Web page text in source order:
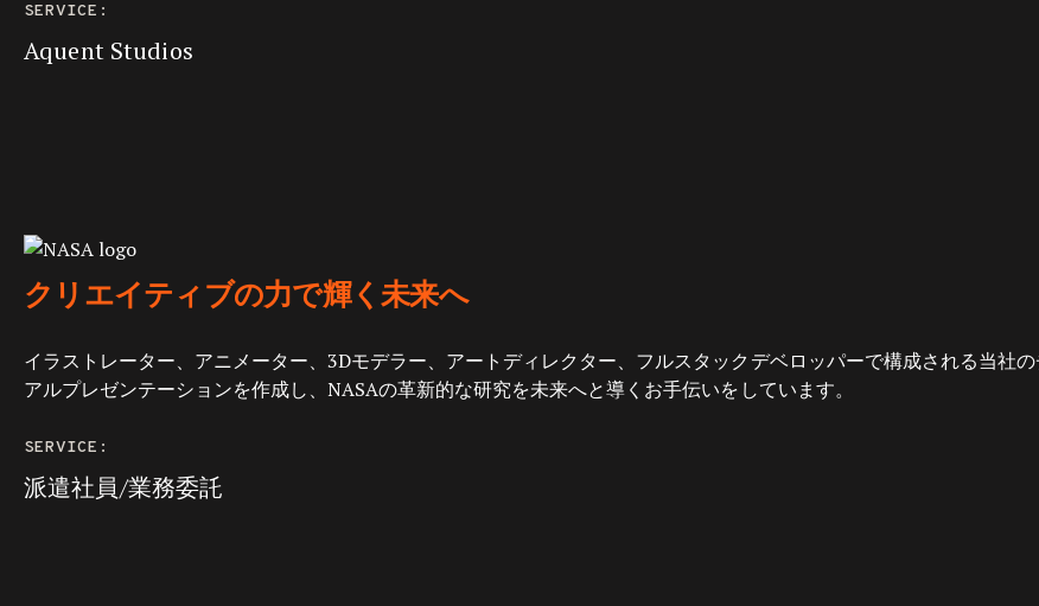
SERVICE:
Aquent Studios
クリエイティブの力で輝く未来へ
イラストレーター、アニメーター、3Dモデラー、アートディレクター、フルスタックデベロッパーで構成される当社
アルプレゼンテーションを作成し、NASAの革新的な研究を未来へと導くお手伝いをしています。
SERVICE:
派遣社員/業務委託